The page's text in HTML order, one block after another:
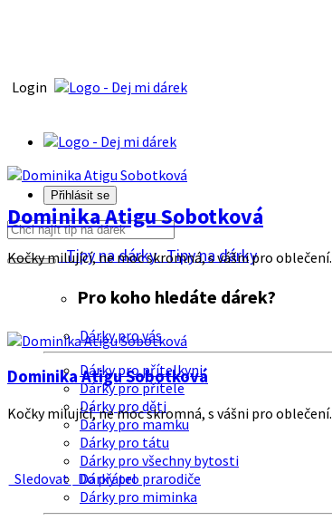
Login
Přihlásit se
Tipy na dárkyTipy na dárky
Pro koho hledáte dárek?
Dárky pro vás
Dárky pro přítelkyni
Dárky pro přítele
Dárky pro děti
Dárky pro mamku
Dárky pro tátu
Dárky pro všechny bytosti
Dárky pro prarodiče
Dárky pro miminka
Dominika Atigu Sobotková
Kočky milující, ne moc skromná, s vášni pro oblečení.
Dominika Atigu Sobotková
Kočky milující, ne moc skromná, s vášni pro oblečení.
Sledovat Do přátel